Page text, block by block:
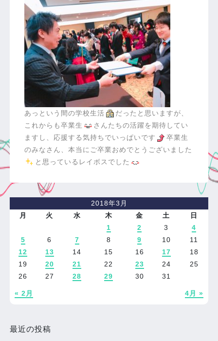
あっという間の学校生活
だったと思いますが、
これからも卒業生
さんたちの活躍を期待してい
ますし、応援する気持ちでいっぱいです
卒業生
のみなさん、本当にご卒業おめでとうございました
と思っているレイボスでした
2018年3月
月
火 水 木 金 土 日
« 2月 4月 »
1 2 3
4
5
6 7 8 9 10
11
12
13 14 15 16 17
18
19
20 21 22 23 24
25
26
27 28 29 30 31
最近の投稿